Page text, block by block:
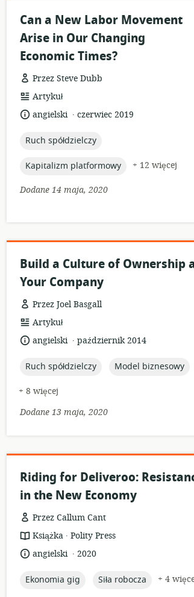
Can a New Labor Movement
Arise in Our Changing
Economic Times?
Przez Steve Dubb
format
zasobów:
Artykuł
język:angielski .
dataczerwiec 2019
topic:
Ruch spółdzielczy
topic:
Kapitalizm platformowy
+ 12 więcej
Dodane 14 maja, 2020
Build a Culture of Ownership
Your Company
Przez Joel Basgall
format
zasobów:
Artykuł
język:angielski .
datapaździernik 2014
topic:
Ruch spółdzielczy topic:
Model biznesowy
+ 8 więcej
Dodane 13 maja, 2020
Riding for Deliveroo:
in the New Economy
Przez Callum Cant
format
zasobów:
Książka .
wydawca:
Polity Press
język:angielski .
data2020
topic:
Ekonomia gig topic:
Siła robocza
+ 4